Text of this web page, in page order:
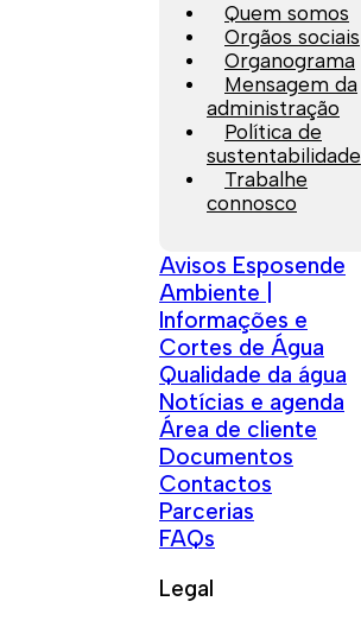
Quem somos
Orgãos sociais
Organograma
Mensagem da
administração
Política de
sustentabilidade
Trabalhe
connosco
Avisos Esposende
Ambiente |
Informações e
Cortes de Água
Qualidade da água
Notícias e agenda
Área de cliente
Documentos
Contactos
Parcerias
FAQs
Legal